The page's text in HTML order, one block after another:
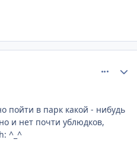
пойти в парк какой - нибудь
и нет почти ублюдков,
^_^